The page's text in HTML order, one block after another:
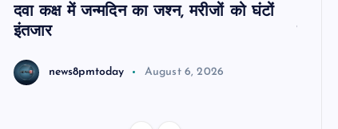
दवा कक्ष में जन्मदिन का जश्न, मरीजों को घंटों
इंतजार
news8pmtoday August 6, 2026